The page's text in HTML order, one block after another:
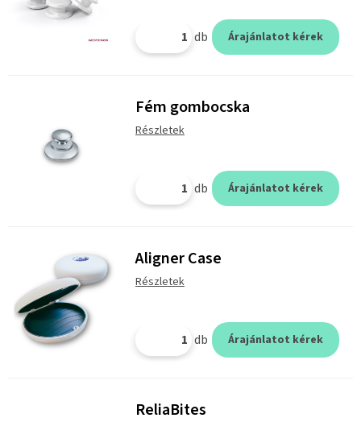
db Árajánlatot kérek
Fém gombocska
Részletek
db Árajánlatot kérek
Aligner Case
Részletek
db Árajánlatot kérek
ReliaBites